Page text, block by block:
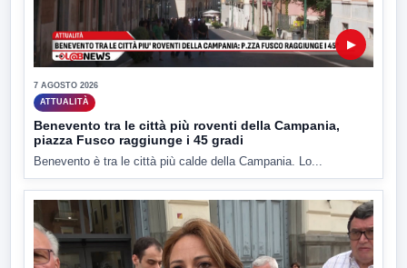
▶
7 AGOSTO 2026
ATTUALITÀ
Benevento tra le città più roventi della Campania,
piazza Fusco raggiunge i 45 gradi
Benevento è tra le città più calde della Campania. Lo...